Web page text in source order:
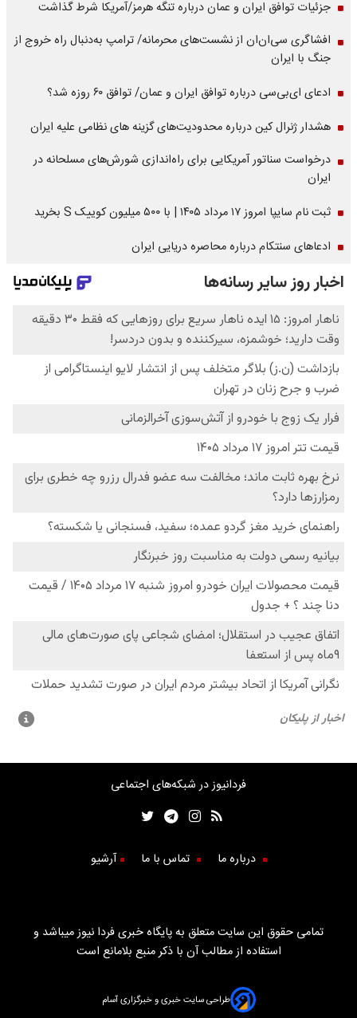
جزئیات توافق ایران و عمان درباره تنگه هرمز/آمریکا شرط گذاشت
افشاگری سی‌ان‌ان از نشست‌های محرمانه/ ترامپ به‌دنبال راه خروج از
جنگ با ایران
ادعای ای‌بی‌سی درباره توافق ایران و عمان/ توافق ۶۰ روزه شد؟
هشدار ژنرال کین درباره محدودیت‌های گزینه های نظامی علیه ایران
درخواست سناتور آمریکایی برای راه‌اندازی شورش‌های مسلحانه در
ایران
ثبت نام سایپا امروز ۱۷ مرداد ۱۴۰۵ | با ۵۰۰ میلیون کوییک S بخرید
ادعاهای سنتکام درباره محاصره دریایی ایران
فردانیوز در شبکه‌های اجتماعی
درباره ما تماس با ما آرشیو
تمامی حقوق این سایت متعلق به پایگاه خبری فردا نیوز میباشد و
استفاده از مطالب آن با ذکر منبع بلامانع است
طراحی سایت خبری و خبرگزاری آسام